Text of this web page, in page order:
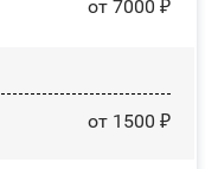
от 7000 ₽
от 1500 ₽